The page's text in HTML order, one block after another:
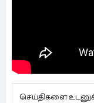
செய்திகளை